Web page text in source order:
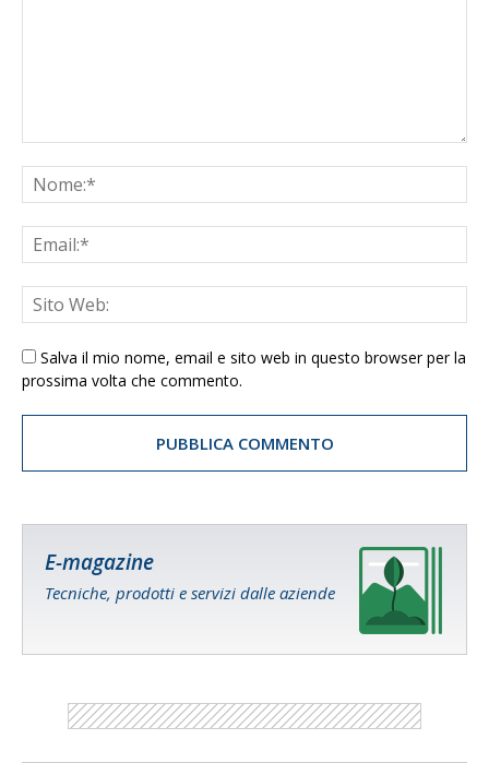
Salva il mio nome, email e sito web in questo browser per la
prossima volta che commento.
E-magazine
Tecniche, prodotti e servizi dalle aziende